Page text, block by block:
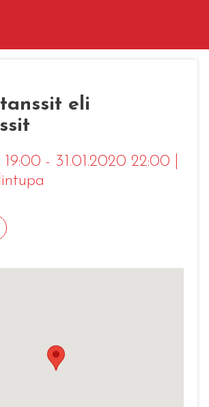
eli
19:00 - 31.01.2020 22:00